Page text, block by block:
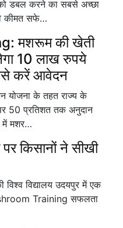
डबल करने का सबसे अच्छा
कीमत सफे…
मशरूम की खेती
10 लाख रुपये
करें आवेदन
योजना के तहत राज्य के
50 प्रतिशत तक अनुदान
में मशर…
किसानों ने सीखी
विश्व विद्यालय उदयपुर में एक
Training सफलता